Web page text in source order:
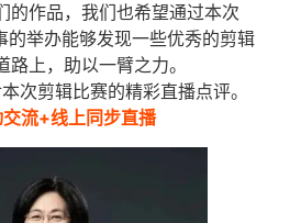
的作品，我们也希望通过本次
的举办能够发现一些优秀的剪辑
上，助以一臂之力。
次剪辑比赛的精彩直播点评。
流+线上同步直播